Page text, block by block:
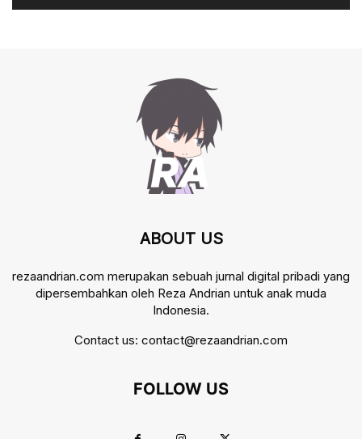
ABOUT US
rezaandrian.com merupakan sebuah jurnal digital pribadi yang
dipersembahkan oleh Reza Andrian untuk anak muda
Indonesia.
Contact us: contact@rezaandrian.com
FOLLOW US